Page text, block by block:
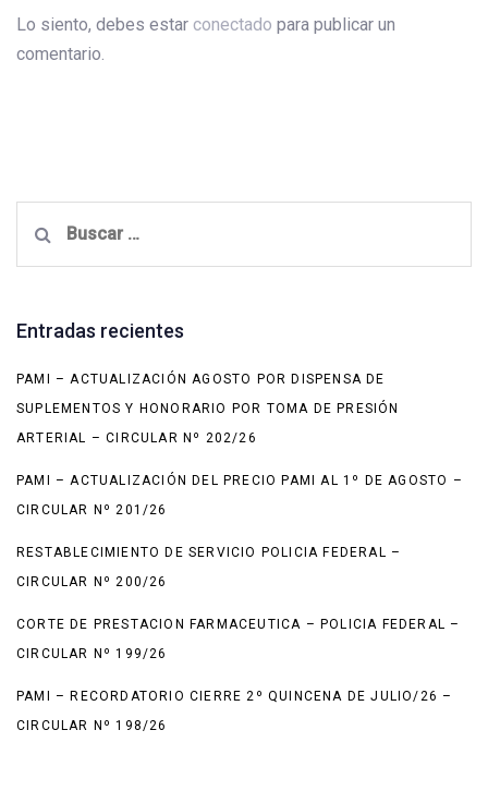
Lo siento, debes estar conectado para publicar un
comentario.
Entradas recientes
PAMI – ACTUALIZACIÓN AGOSTO POR DISPENSA DE
SUPLEMENTOS Y HONORARIO POR TOMA DE PRESIÓN
ARTERIAL – CIRCULAR Nº 202/26
PAMI – ACTUALIZACIÓN DEL PRECIO PAMI AL 1º DE AGOSTO –
CIRCULAR Nº 201/26
RESTABLECIMIENTO DE SERVICIO POLICIA FEDERAL –
CIRCULAR Nº 200/26
CORTE DE PRESTACION FARMACEUTICA – POLICIA FEDERAL –
CIRCULAR Nº 199/26
PAMI – RECORDATORIO CIERRE 2º QUINCENA DE JULIO/26 –
CIRCULAR Nº 198/26